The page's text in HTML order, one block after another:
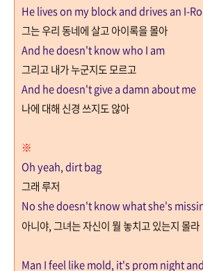
He lives on my block and drives an I-
그는 우리 동네에 살고 아이록을 몰아
And he doesn't know who I am
그리고 내가 누군지도 모르고
And he doesn't give a damn about me
나에 대해 신경 쓰지도 않아
※
Oh yeah, dirt bag
그래 루저
No she doesn't know what she's
아니야,그녀는 자신이 뭘 놓치고 있는지 몰라
Man I feel like mold, it's prom night